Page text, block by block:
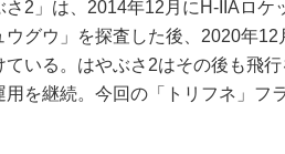
2」は、2014年12月にH-IIAロケ
ウグウ」を探査した後、2020年
ている。はやぶさ2はその後も飛
を継続。今回の「トリフネ」フ